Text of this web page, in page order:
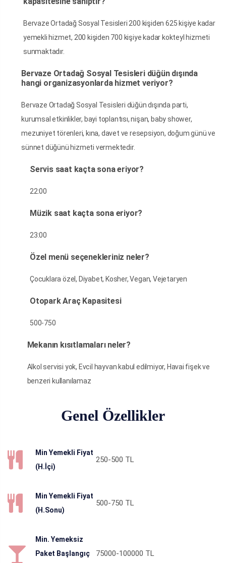
Bervaze Ortadağ Sosyal Tesisleri 200 kişiden 625 kişiye kadar
yemekli hizmet, 200 kişiden 700 kişiye kadar kokteyl hizmeti
sunmaktadır.
Bervaze Ortadağ Sosyal Tesisleri düğün dışında
hangi organizasyonlarda hizmet veriyor?
Bervaze Ortadağ Sosyal Tesisleri düğün dışında parti,
kurumsal etkinlikler, bayi toplantısı, nişan, baby shower,
mezuniyet törenleri, kına, davet ve resepsiyon, doğum günü ve
sünnet düğünü hizmeti vermektedir.
Servis saat kaçta sona eriyor?
22:00
Müzik saat kaçta sona eriyor?
23:00
Özel menü seçenekleriniz neler?
Çocuklara özel, Diyabet, Kosher, Vegan, Vejetaryen
Otopark Araç Kapasitesi
500-750
Mekanın kısıtlamaları neler?
Alkol servisi yok, Evcil hayvan kabul edilmiyor, Havai fişek ve
benzeri kullanılamaz
Genel Özellikler
Min Yemekli Fiyat
(H.İçi)
250-500 TL
Min Yemekli Fiyat
(H.Sonu)
500-750 TL
Min. Yemeksiz
Paket Başlangıç
75000-100000 TL